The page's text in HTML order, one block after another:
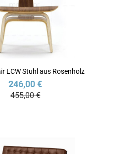
LCW Stuhl aus Rosenholz
246,00 €
455,00 €